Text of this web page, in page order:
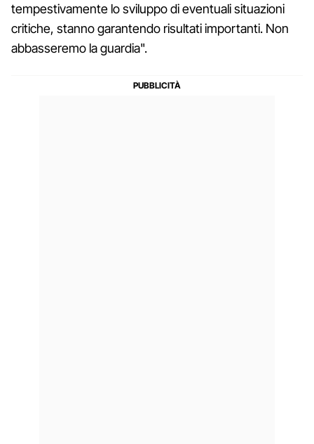
tempestivamente lo sviluppo di eventuali situazioni
critiche, stanno garantendo risultati importanti. Non
abbasseremo la guardia".